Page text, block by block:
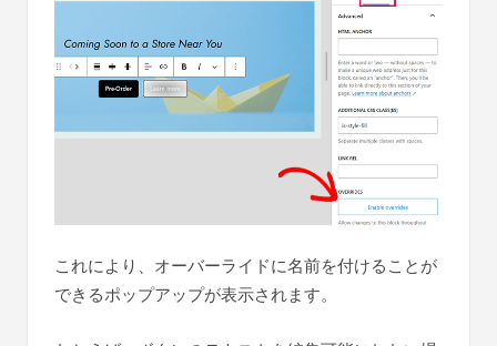
これにより、オーバーライドに名前を付けることが
できるポップアップが表示されます。